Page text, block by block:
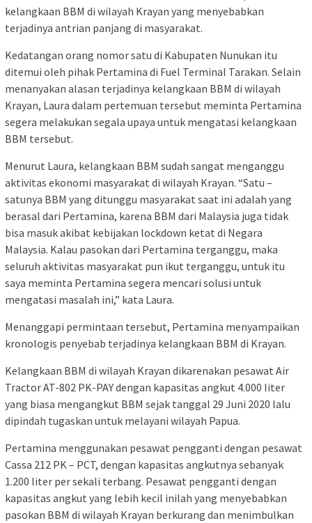
kelangkaan BBM di wilayah Krayan yang menyebabkan
terjadinya antrian panjang di masyarakat.
Kedatangan orang nomor satu di Kabupaten Nunukan itu
ditemui oleh pihak Pertamina di Fuel Terminal Tarakan. Selain
menanyakan alasan terjadinya kelangkaan BBM di wilayah
Krayan, Laura dalam pertemuan tersebut meminta Pertamina
segera melakukan segala upaya untuk mengatasi kelangkaan
BBM tersebut.
Menurut Laura, kelangkaan BBM sudah sangat menganggu
aktivitas ekonomi masyarakat di wilayah Krayan. “Satu –
satunya BBM yang ditunggu masyarakat saat ini adalah yang
berasal dari Pertamina, karena BBM dari Malaysia juga tidak
bisa masuk akibat kebijakan lockdown ketat di Negara
Malaysia. Kalau pasokan dari Pertamina terganggu, maka
seluruh aktivitas masyarakat pun ikut terganggu, untuk itu
saya meminta Pertamina segera mencari solusi untuk
mengatasi masalah ini,” kata Laura.
Menanggapi permintaan tersebut, Pertamina menyampaikan
kronologis penyebab terjadinya kelangkaan BBM di Krayan.
Kelangkaan BBM di wilayah Krayan dikarenakan pesawat Air
Tractor AT-802 PK-PAY dengan kapasitas angkut 4.000 liter
yang biasa mengangkut BBM sejak tanggal 29 Juni 2020 lalu
dipindah tugaskan untuk melayani wilayah Papua.
Pertamina menggunakan pesawat pengganti dengan pesawat
Cassa 212 PK – PCT, dengan kapasitas angkutnya sebanyak
1.200 liter per sekali terbang. Pesawat pengganti dengan
kapasitas angkut yang lebih kecil inilah yang menyebabkan
pasokan BBM di wilayah Krayan berkurang dan menimbulkan